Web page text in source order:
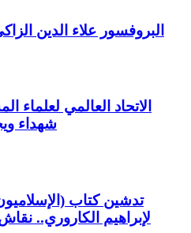
البروفسور علاء الدين
الاتحاد العالمي لعلماء
شهداء
تدشين كتاب
لإبراهيم الكاروري..